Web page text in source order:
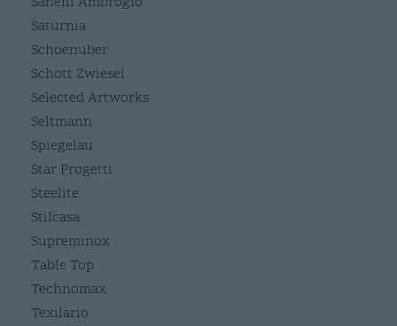
Saturnia
Schoenuber
Schott Zwiesel
Selected Artworks
Seltmann
Spiegelau
Star Progetti
Steelite
Stilcasa
Supreminox
Table Top
Technomax
Texilario